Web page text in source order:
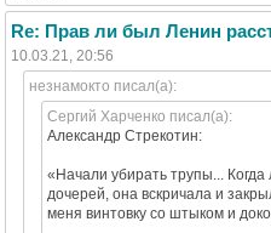
Re: Прав ли был Ленин
10.03.21, 20:56
незнамокто писал(а):
Сергий Харченко писал(а):
Александр Стрекотин:
«Начали убирать трупы...
дочерей, она вскричала и
меня винтовку со штыком и